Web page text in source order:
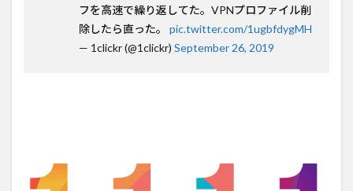
フを高速で繰り返してた。VPNプロファイル削
除したら直った。 pic.twitter.com/1ugbfdygMH
— 1clickr (@1clickr) September 26, 2019